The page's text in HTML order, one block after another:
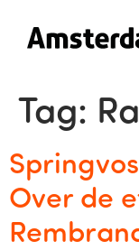
Tag:
Over de